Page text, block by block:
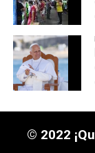
© 2022